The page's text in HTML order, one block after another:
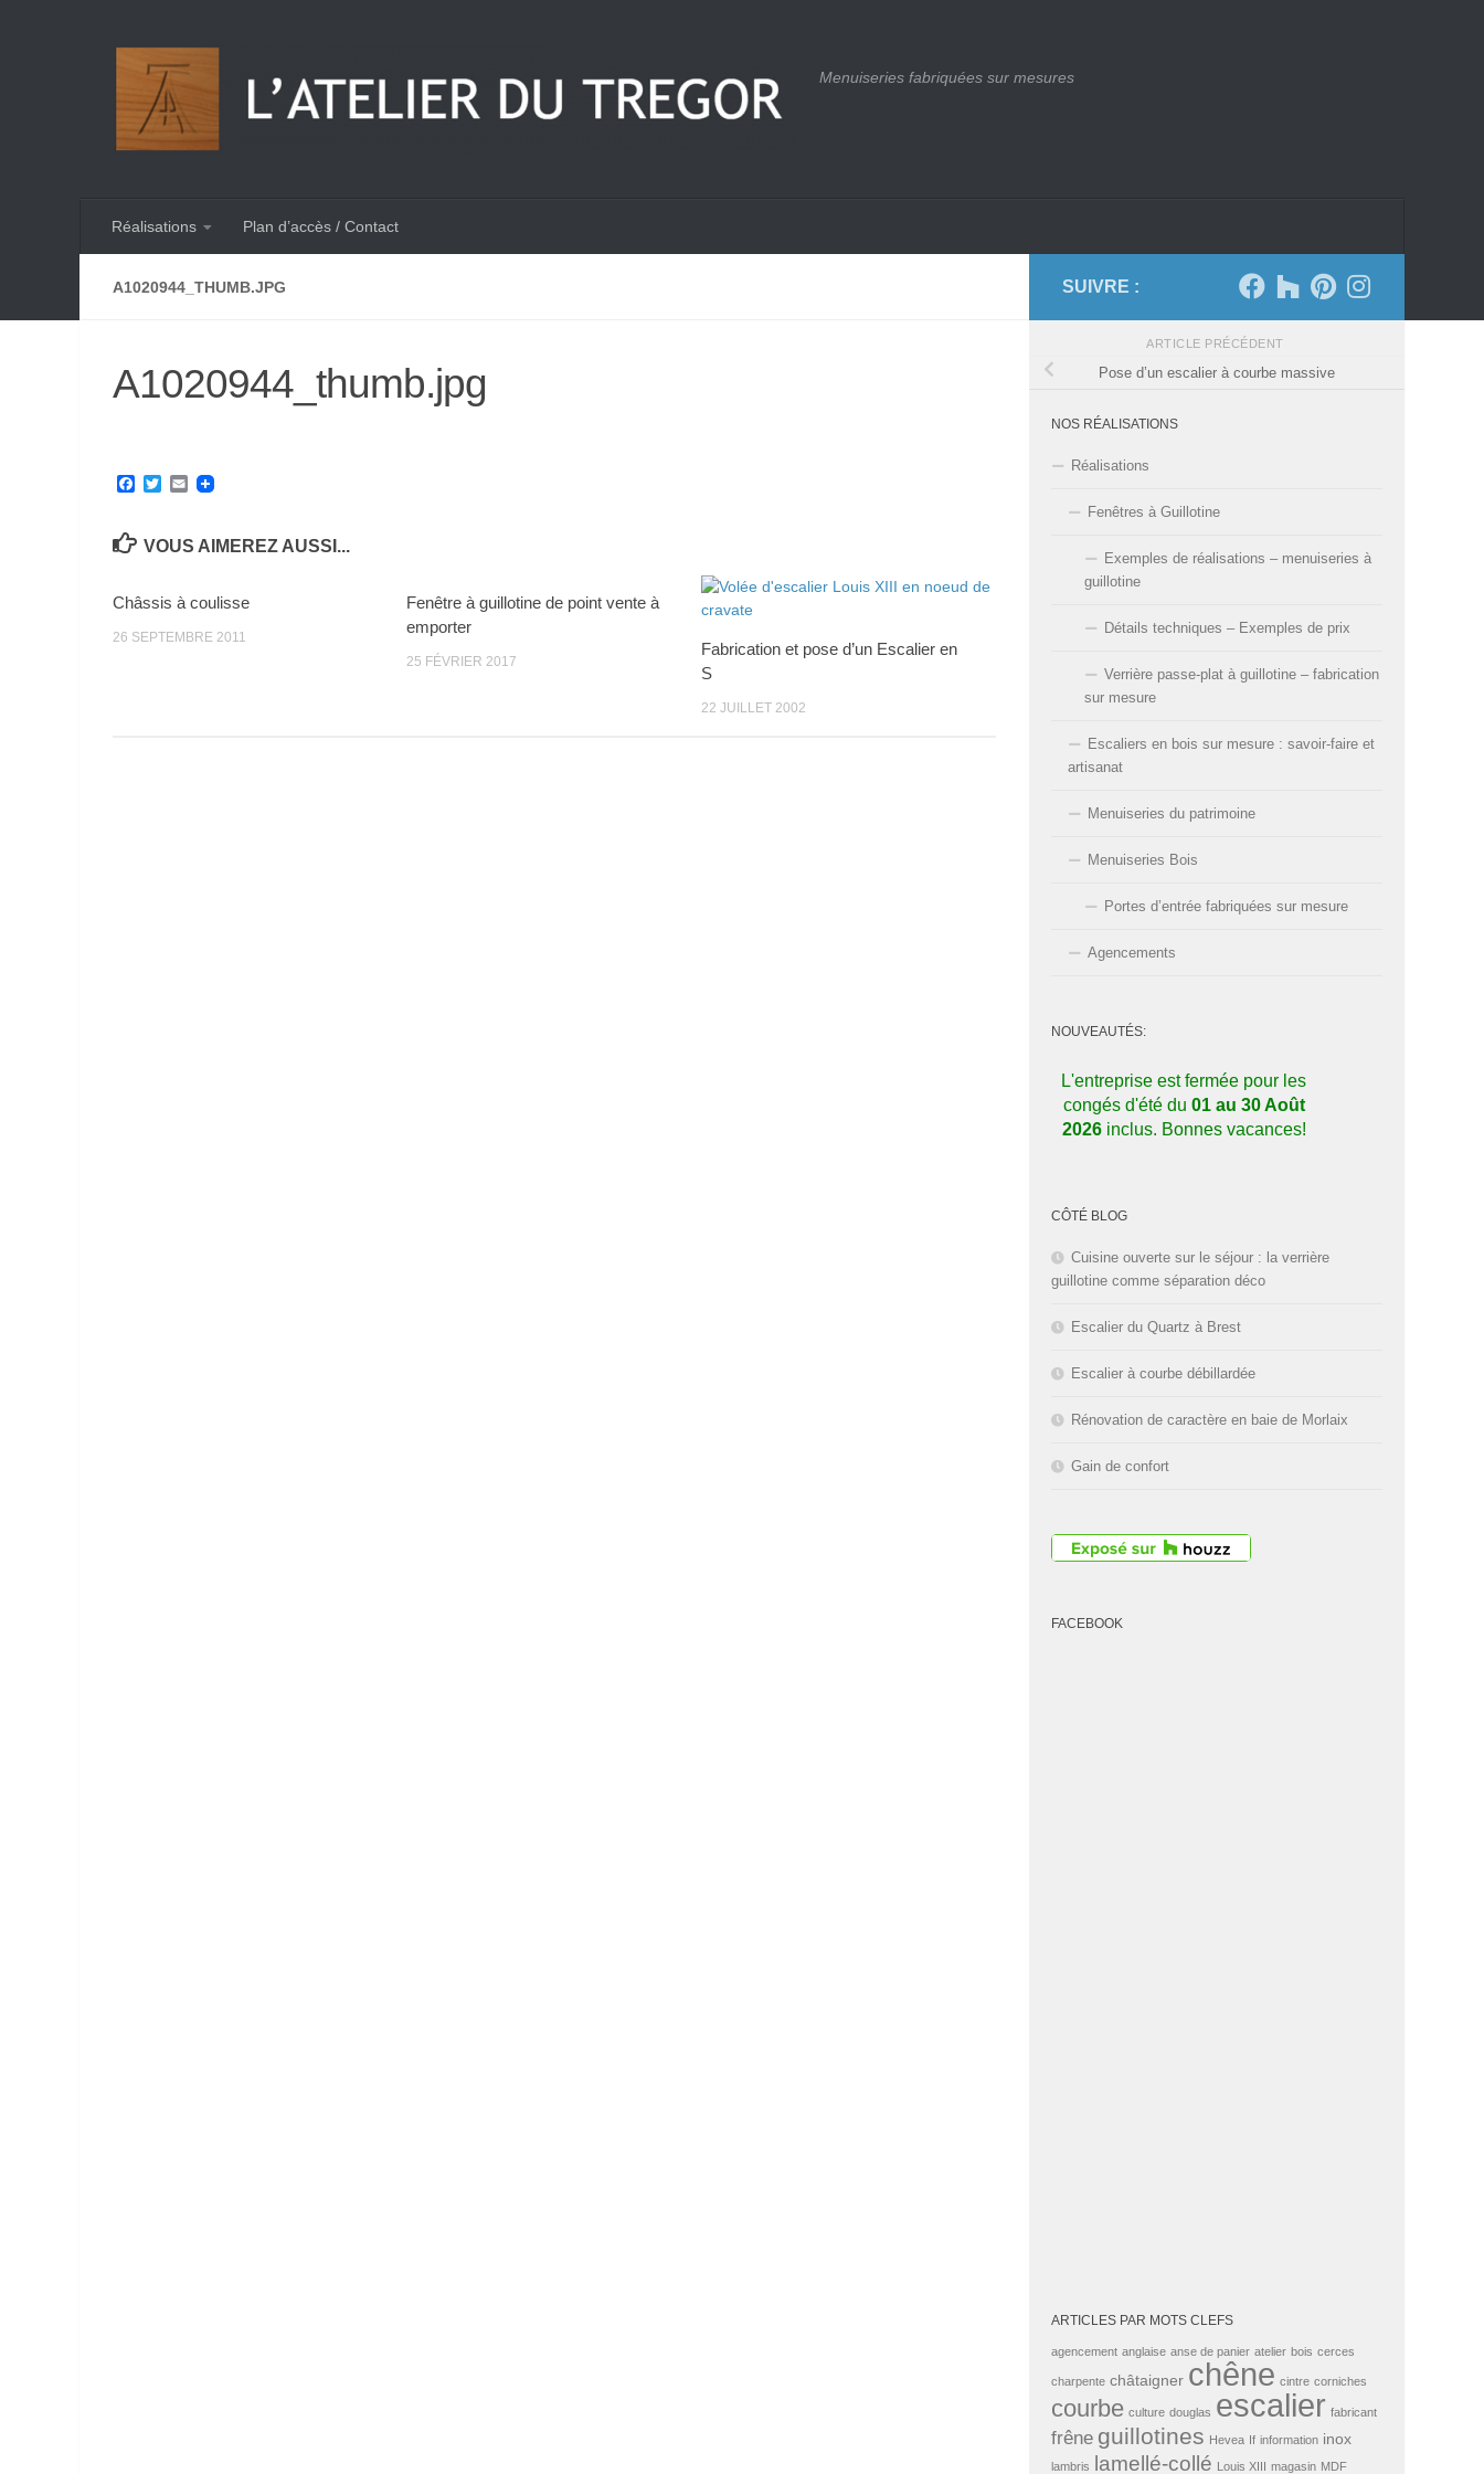
Menuiseries fabriquées sur mesures
Réalisations Plan d’accès / Contact
A1020944_THUMB.JPG
A1020944_thumb.jpg
Facebook
Twitter
Email
VOUS AIMEREZ AUSSI...
Châssis à coulisse
26 SEPTEMBRE 2011
Fenêtre à guillotine de point vente à
emporter
25 FÉVRIER 2017
Fabrication et pose d’un Escalier en
S
22 JUILLET 2002
SUIVRE :
ARTICLE PRÉCÉDENT
Pose d’un escalier à courbe massive
NOS RÉALISATIONS
Réalisations
Fenêtres à Guillotine
Exemples de réalisations – menuiseries à
guillotine
Détails techniques – Exemples de prix
Verrière passe-plat à guillotine – fabrication
sur mesure
Escaliers en bois sur mesure : savoir-faire et
artisanat
Menuiseries du patrimoine
Menuiseries Bois
Portes d’entrée fabriquées sur mesure
Agencements
NOUVEAUTÉS:
Nos dernières réalisations sur
L'entreprise est fermée pour les
congés d'été du 01 au 30 Août
2026inclus. Bonnes vacances!
CÔTÉ BLOG
Cuisine ouverte sur le séjour : la verrière
guillotine comme séparation déco
Escalier du Quartz à Brest
Escalier à courbe débillardée
Rénovation de caractère en baie de Morlaix
Gain de confort
FACEBOOK
ARTICLES PAR MOTS CLEFS
agencement anglaise anse de panier atelier bois cerces
charpente châtaigner chêne cintre corniches
courbe culture douglas escalier fabricant
frêne guillotines Hevea If information inox
lambris lamellé-collé Louis XIII magasin MDF